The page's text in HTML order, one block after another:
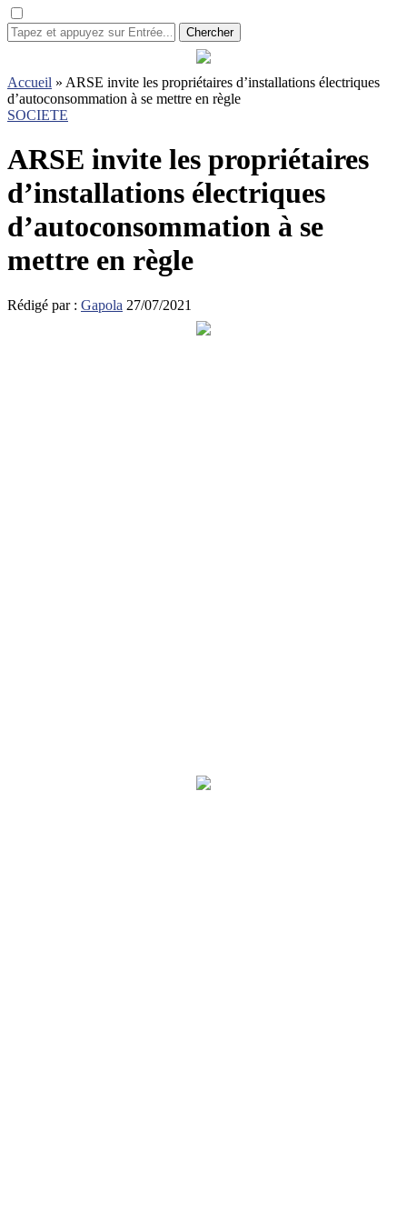
Chercher
Accueil » ARSE invite les propriétaires d’installations électriques
d’autoconsommation à se mettre en règle
SOCIETE
ARSE invite les propriétaires
d’installations électriques
d’autoconsommation à se
mettre en règle
Rédigé par : Gapola 27/07/2021